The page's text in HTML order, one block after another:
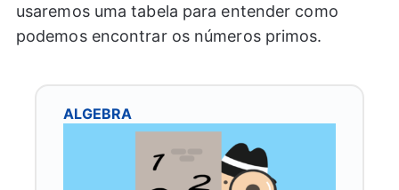
usaremos uma tabela para entender como
podemos encontrar os números primos.
ALGEBRA